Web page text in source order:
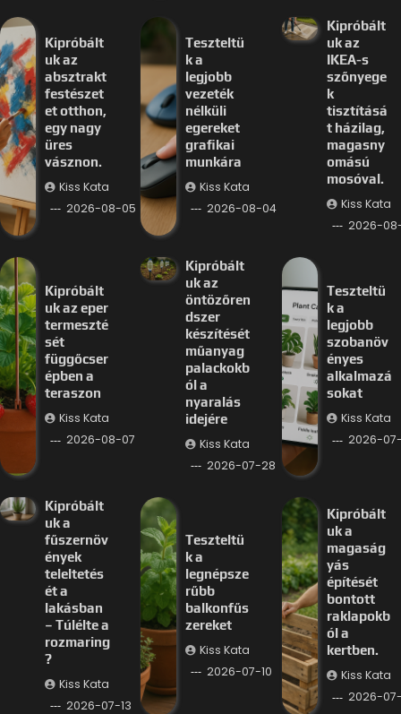
Kipróbált
uk az
absztrakt
festészet
et otthon,
egy nagy
üres
vásznon.
Kiss Kata
2026-08-05
Teszteltü
k a
legjobb
vezeték
nélküli
egereket
grafikai
munkára
Kiss Kata
2026-08-04
Kipróbált
uk az
IKEA-s
szőnyege
k
tisztításá
t házilag,
magasny
omású
mosóval.
Kiss Kata
2026-
Kipróbált
uk az eper
termeszté
sét
függőcser
épben a
teraszon
Kiss Kata
2026-08-07
Kipróbált
uk az
öntözőren
dszer
készítését
műanyag
palackokb
ól a
nyaralás
idejére
Kiss Kata
2026-07-28
Teszteltü
k a
legjobb
szobanöv
ényes
alkalmazá
sokat
Kiss Kata
2026-
Kipróbált
uk a
fűszernöv
ények
teleltetés
ét a
lakásban
– Túlélte a
rozmaring
?
Kiss Kata
2026-07-13
Teszteltü
k a
legnépsze
rűbb
balkonfűs
zereket
Kiss Kata
2026-07-10
Kipróbált
uk a
magaság
yás
építését
bontott
raklapokb
ól a
kertben.
Kiss Kata
2026-